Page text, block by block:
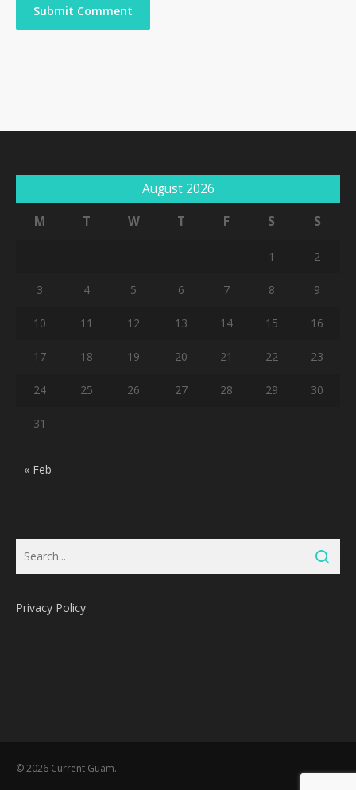
August 2026
M
T W T F S S
1 2
3 4 5 6 7 8 9
10 11 12 13 14 15 16
17 18 19 20 21 22 23
24 25 26 27 28 29 30
31
« Feb
Privacy Policy
© 2026 Current Guam.